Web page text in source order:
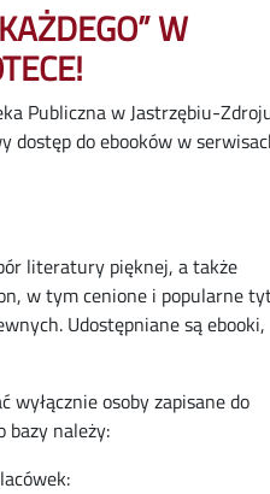
W
Publiczna w Jastrzębiu-
dostęp do ebooków w
literatury pięknej, a także
w tym cenione i popularne
Udostępniane są ebooki,
wyłącznie osoby zapisane do
bazy należy: